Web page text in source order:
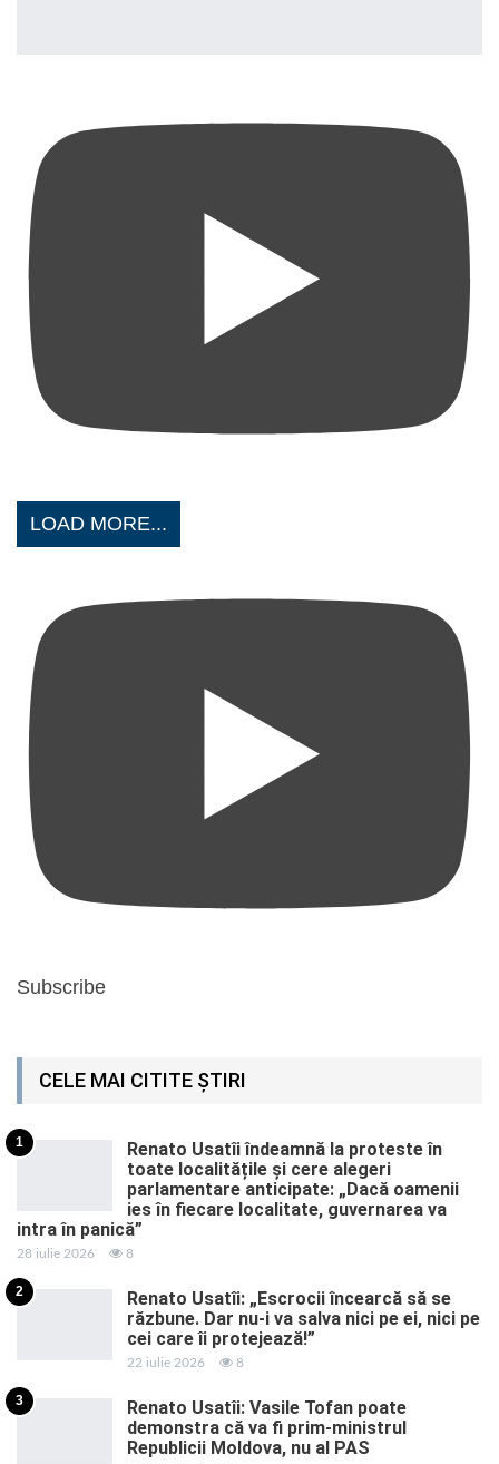
LOAD MORE...
Subscribe
CELE MAI CITITE ȘTIRI
1
Renato Usatîi îndeamnă la proteste în
toate localitățile și cere alegeri
parlamentare anticipate: „Dacă oamenii
ies în fiecare localitate, guvernarea va
intra în panică”
28 iulie 2026 8
2
Renato Usatîi: „Escrocii încearcă să se
răzbune. Dar nu-i va salva nici pe ei, nici pe
cei care îi protejează!”
22 iulie 2026 8
3
Renato Usatîi: Vasile Tofan poate
demonstra că va fi prim-ministrul
Republicii Moldova, nu al PAS